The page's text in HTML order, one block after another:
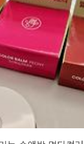
매장에 사두면불티날것
렇게 시원하게! 긁혔습
너무 잘 사용할것 같습
:..